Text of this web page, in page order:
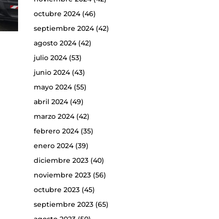
octubre 2024(46)
septiembre 2024(42)
agosto 2024(42)
julio 2024(53)
junio 2024(43)
mayo 2024(55)
abril 2024(49)
marzo 2024(42)
febrero 2024(35)
enero 2024(39)
diciembre 2023(40)
noviembre 2023(56)
octubre 2023(45)
septiembre 2023(65)